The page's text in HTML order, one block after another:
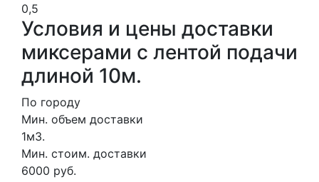
0,5
Условия и цены доставки
миксерами с лентой подачи
длиной 10м.
По городу
Мин. объем доставки
1м3.
Мин. стоим. доставки
6000 руб.